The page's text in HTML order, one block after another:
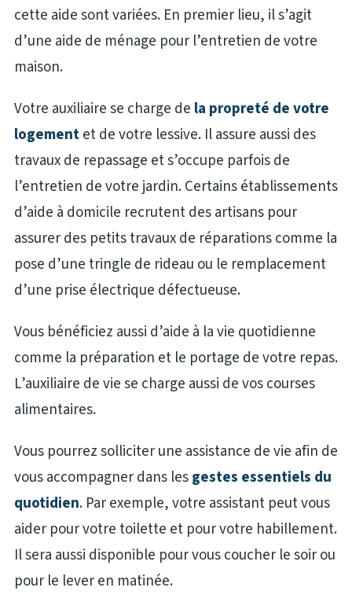
cette aide sont variées. En premier lieu, il s’agit
d’une aide de ménage pour l’entretien de votre
maison.
Votre auxiliaire se charge de la propreté de votre
logementet de votre lessive. Il assure aussi des
travaux de repassage et s’occupe parfois de
l’entretien de votre jardin. Certains établissements
d’aide à domicile recrutent des artisans pour
assurer des petits travaux de réparations comme la
pose d’une tringle de rideau ou le remplacement
d’une prise électrique défectueuse.
Vous bénéficiez aussi d’aide à la vie quotidienne
comme la préparation et le portage de votre repas.
L’auxiliaire de vie se charge aussi de vos courses
alimentaires.
Vous pourrez solliciter une assistance de vie afin de
vous accompagner dans lesgestes essentiels du
quotidien. Par exemple, votre assistant peut vous
aider pour votre toilette et pour votre habillement.
Il sera aussi disponible pour vous coucher le soir ou
pour le lever en matinée.